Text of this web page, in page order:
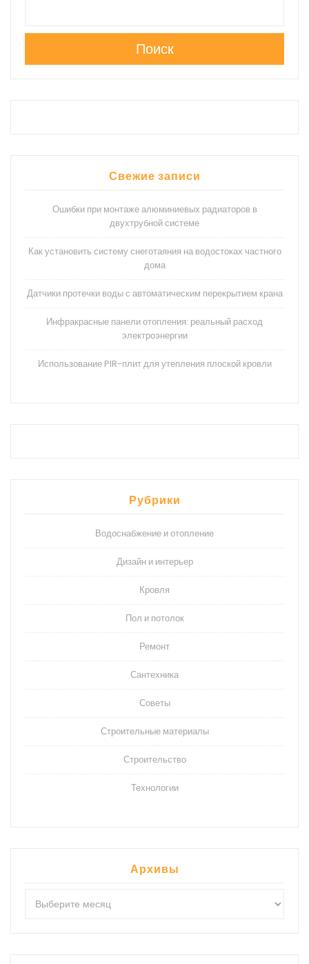
Поиск
Свежие записи
Ошибки при монтаже алюминиевых радиаторов в
двухтрубной системе
Как установить систему снеготаяния на водостоках частного
дома
Датчики протечки воды с автоматическим перекрытием крана
Инфракрасные панели отопления: реальный расход
электроэнергии
Использование PIR-плит для утепления плоской кровли
Рубрики
Водоснабжение и отопление
Дизайн и интерьер
Кровля
Пол и потолок
Ремонт
Сантехника
Советы
Строительные материалы
Строительство
Технологии
Архивы